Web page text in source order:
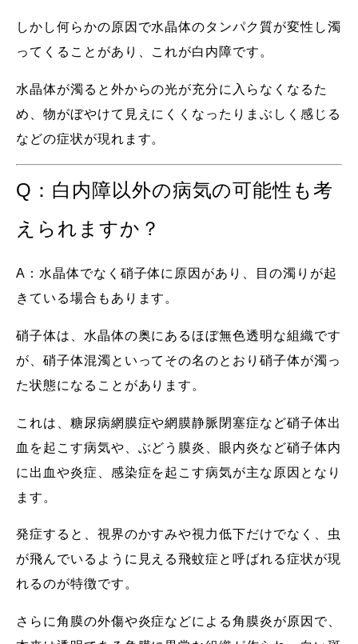
しかし何らかの原因で水晶体のタンパク質が変性し濁
ってくることがあり、これが白内障です。
水晶体が濁ると外からの光が充分に入らなくなるた
め、物がぼやけて見えにくくなったりまぶしく感じる
などの症状が現れます。
Q：白内障以外の病気の可能性も考
えられますか？
A：水晶体でなく硝子体に原因があり、目の濁りが起
きている場合もあります。
硝子体は、水晶体の奥にあるほぼ無色透明な組織です
が、硝子体混濁といってその名のとおり硝子体が濁っ
た状態になることがあります。
これは、糖尿病網膜症や網膜静脈閉塞症など硝子体出
血を起こす病気や、ぶどう膜炎、眼内炎など硝子体内
に出血や炎症、感染症を起こす病気が主な原因となり
ます。
発症すると、視界のかすみや視力低下だけでなく、虫
が飛んでいるように見える飛蚊症と呼ばれる症状が現
れるのが特徴です。
さらに角膜の外傷や炎症などによる角膜炎が原因で、